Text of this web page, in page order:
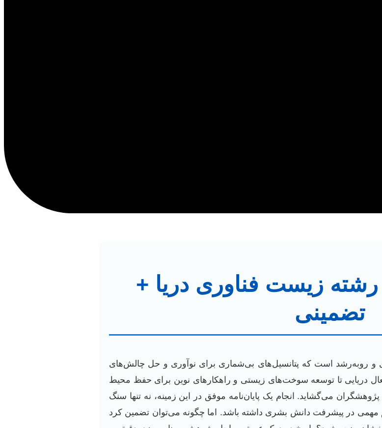
رشته زیست فناوری دریا +
تضمینی
و روبه‌رشد است که پتانسیل‌های بی‌شماری برای نوآوری و حل چالش‌های
دریایی تا توسعه سوخت‌های زیستی و راهکارهای نوین برای حفظ محیط
می‌گشاید. انجام یک پایان‌نامه موفق در این زمینه، نه تنها سنگ
مهمی در پیشرفت دانش بشری داشته باشد. اما چگونه می‌توان تضمین کرد